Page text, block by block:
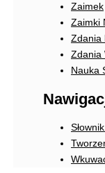
Zaimek
Zaimki
Zdania
Zdania
Nauka